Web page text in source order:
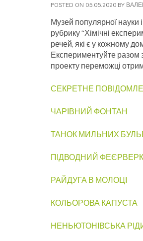
POSTED ON 05.05.2020 BY
Музей популярної науки
рубрику “Хімічні
речей, які є у кожному
Експериментуйте разом
проекту переможці
СЕКРЕТНЕ
ЧАРІВНИЙ ФОНТАН
ТАНОК МИЛЬНИХ
ПІДВОДНИЙ ФЕЄРВЕРК
РАЙДУГА В МОЛОЦІ
КОЛЬОРОВА КАПУСТА
НЕНЬЮТОНІВСЬКА